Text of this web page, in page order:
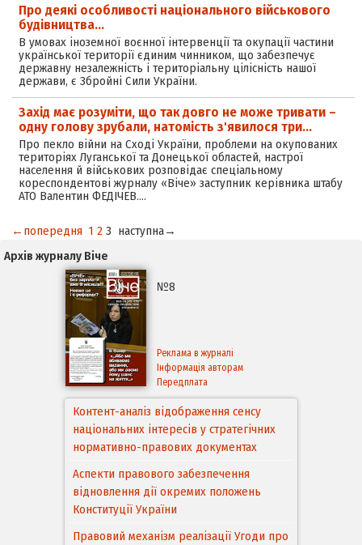
Про деякі особливості національного військового
будівництва…
В умовах іноземної воєнної інтервенції та окупації частини
української території єдиним чинником, що забезпечує
державну незалежність і територіальну цілісність нашої
держави, є Збройні Сили України.
Захід має розуміти, що так довго не може тривати –
одну голову зрубали, натомість з'явилося три…
Про пекло війни на Сході України, проблеми на окупованих
територіях Луганської та Донецької областей, настрої
населення й військових розповідає спеціальному
кореспондентові журналу «Віче» заступник керівника штабу
АТО Валентин ФЕДІЧЕВ.…
←попередня 1 2 3 наступна→
Архів журналу Віче
№8
Реклама в журналі
Інформація авторам
Передплата
Контент-аналіз відображення сенсу
національних інтересів у стратегічних
нормативно-правових документах
Аспекти правового забезпечення
відновлення дії окремих положень
Конституції України
Правовий механізм реалізації Угоди про